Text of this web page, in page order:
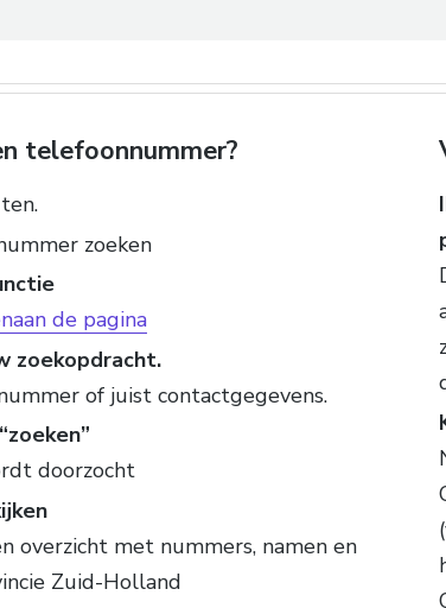
telefoonnummer?
zoeken
de pagina
zoekopdracht.
of juist contactgegevens.
doorzocht
overzicht met nummers, namen en
Zuid-Holland